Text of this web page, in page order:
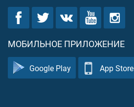
МОБИЛЬНОЕ ПРИЛОЖЕНИЕ
Google Play App Store